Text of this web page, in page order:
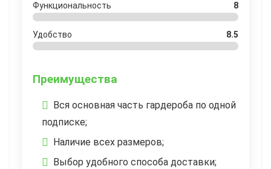
Функциональность 8
Удобство 8.5
Преимущества
Вся основная часть гардероба по одной
подписке;
Наличие всех размеров;
Выбор удобного способа доставки;